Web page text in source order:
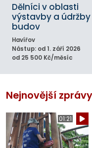
Dělníci v oblasti
výstavby a údržby
budov
Havířov
Nástup: od 1. září 2026
od 25 500 Kč/měsíc
Nejnovější
01:21